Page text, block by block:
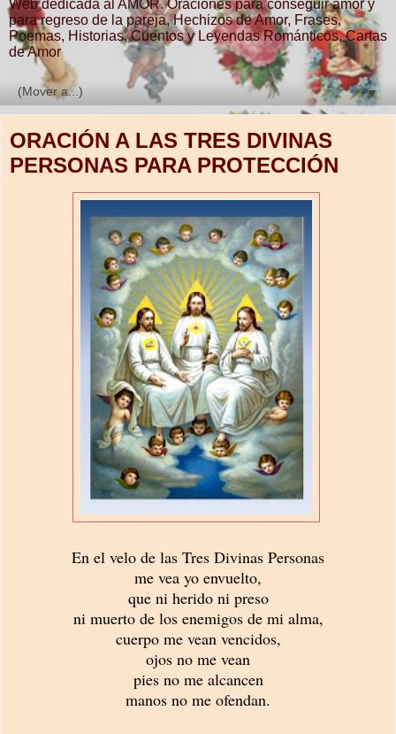
Web dedicada al AMOR. Oraciones para conseguir amor y
para regreso de la pareja, Hechizos de Amor, Frases,
Poemas, Historias, Cuentos y Leyendas Románticos, Cartas
de Amor
▼
ORACIÓN A LAS TRES DIVINAS
PERSONAS PARA PROTECCIÓN
En el velo de las Tres Divinas Personas
me vea yo envuelto,
que ni herido ni preso
ni muerto de los enemigos de mi alma,
cuerpo me vean vencidos,
ojos no me vean
pies no me alcancen
manos no me ofendan.